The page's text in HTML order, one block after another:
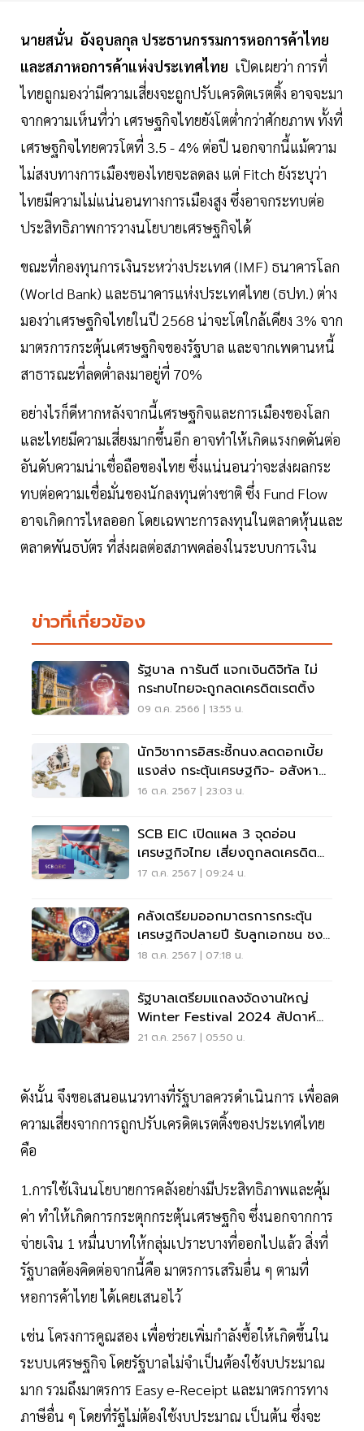
นายสนั่น อังอุบลกุล ประธานกรรมการหอการค้าไทย
และสภาหอการค้าแห่งประเทศไทย เปิดเผยว่า การที่
ไทยถูกมองว่ามีความเสี่ยงจะถูกปรับเครดิตเรตติ้ง อาจจะมา
จากความเห็นที่ว่า เศรษฐกิจไทยยังโตต่ำกว่าศักยภาพ ทั้งที่
เศรษฐกิจไทยควรโตที่ 3.5 - 4% ต่อปี นอกจากนี้แม้ความ
ไม่สงบทางการเมืองของไทยจะลดลง แต่ Fitch ยังระบุว่า
ไทยมีความไม่แน่นอนทางการเมืองสูง ซึ่งอาจกระทบต่อ
ประสิทธิภาพการวางนโยบายเศรษฐกิจได้
ขณะที่กองทุนการเงินระหว่างประเทศ (IMF) ธนาคารโลก
(World Bank) และธนาคารแห่งประเทศไทย (ธปท.) ต่าง
มองว่าเศรษฐกิจไทยในปี 2568 น่าจะโตใกล้เคียง 3% จาก
มาตรการกระตุ้นเศรษฐกิจของรัฐบาล และจากเพดานหนี้
สาธารณะที่ลดต่ำลงมาอยู่ที่ 70%
อย่างไรก็ดีหากหลังจากนี้เศรษฐกิจและการเมืองของโลก
และไทยมีความเสี่ยงมากขึ้นอีก อาจทำให้เกิดแรงกดดันต่อ
อันดับความน่าเชื่อถือของไทย ซึ่งแน่นอนว่าจะส่งผลกระ
ทบต่อความเชื่อมั่นของนักลงทุนต่างชาติ ซึ่ง Fund Flow
อาจเกิดการไหลออก โดยเฉพาะการลงทุนในตลาดหุ้นและ
ตลาดพันธบัตร ที่ส่งผลต่อสภาพคล่องในระบบการเงิน
ข่าวที่เกี่ยวข้อง
รัฐบาล การันตี แจกเงินดิจิทัล ไม่
กระทบไทยจะถูกลดเครดิตเรตติ้ง
09 ต.ค. 2566 | 13:55 น.
นักวิชาการอิสระชี้กนง.ลดดอกเบี้ย
แรงส่ง กระตุ้นเศรษฐกิจ- อสังหา
โค้งท้ายปี
16 ต.ค. 2567 | 23:03 น.
SCB EIC เปิดแผล 3 จุดอ่อน
เศรษฐกิจไทย เสี่ยงถูกลดเครดิต
เรตติง
17 ต.ค. 2567 | 09:24 น.
คลังเตรียมออกมาตรการกระตุ้น
เศรษฐกิจปลายปี รับลูกเอกชน ชง
ฟื้น “คนละครึ่ง”
18 ต.ค. 2567 | 07:18 น.
รัฐบาลเตรียมแถลงจัดงานใหญ่
Winter Festival 2024 สัปดาห์
หน้า
21 ต.ค. 2567 | 05:50 น.
ดังนั้น จึงขอเสนอแนวทางที่รัฐบาลควรดำเนินการ เพื่อลด
ความเสี่ยงจากการถูกปรับเครดิตเรตติ้งของประเทศไทย
คือ
1.การใช้เงินนโยบายการคลังอย่างมีประสิทธิภาพและคุ้ม
ค่า ทำให้เกิดการกระตุกกระตุ้นเศรษฐกิจ ซึ่งนอกจากการ
จ่ายเงิน 1 หมื่นบาทให้กลุ่มเปราะบางที่ออกไปแล้ว สิ่งที่
รัฐบาลต้องคิดต่อจากนี้คือ มาตรการเสริมอื่น ๆ ตามที่
หอการค้าไทย ได้เคยเสนอไว้
เช่น โครงการคูณสอง เพื่อช่วยเพิ่มกำลังซื้อให้เกิดขึ้นใน
ระบบเศรษฐกิจ โดยรัฐบาลไม่จำเป็นต้องใช้งบประมาณ
มาก รวมถึงมาตรการ Easy e-Receipt และมาตรการทาง
ภาษีอื่น ๆ โดยที่รัฐไม่ต้องใช้งบประมาณ เป็นต้น ซึ่งจะ